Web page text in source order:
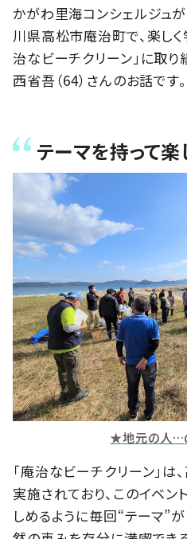
かがわ里海コンシェルジュ
川県高松市庵治町で、楽し
治なビーチクリーン」に取り
西省吾（64）さんのお話です。
テーマを持って
★地元の人…
「庵治なビーチクリーン」
実施されており、このイベ
しめるように毎回“テーマ”